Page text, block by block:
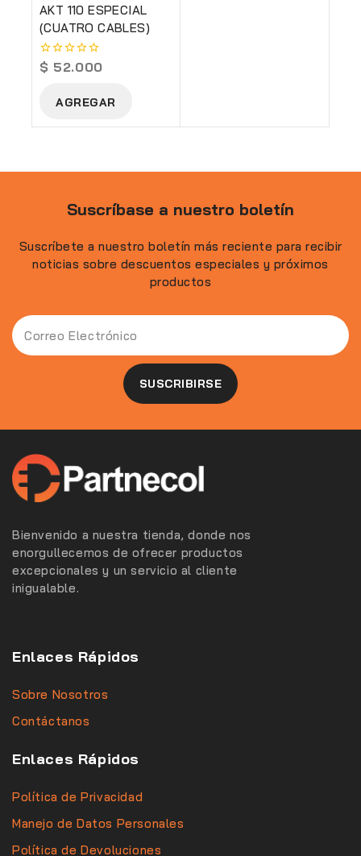
AKT 110 ESPECIAL
(CUATRO CABLES)
0
out
$ 52.000
AGREGAR
Suscríbase a nuestro boletín
Suscríbete a nuestro boletín más reciente para recibir
noticias sobre descuentos especiales y próximos
productos
Bienvenido a nuestra tienda, donde nos
enorgullecemos de ofrecer productos
excepcionales y un servicio al cliente
inigualable.
Enlaces Rápidos
Sobre Nosotros
Contáctanos
Enlaces Rápidos
Política de Privacidad
Manejo de Datos Personales
Política de Devoluciones